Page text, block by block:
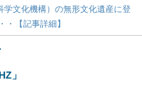
学文化機構）の無形文化遺産に登
【記事詳細】
」